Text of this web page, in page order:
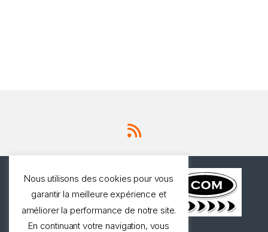
Nous utilisons des cookies pour vous
garantir la meilleure expérience et
améliorer la performance de notre site.
En continuant votre navigation, vous